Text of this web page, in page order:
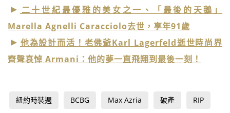
二十世紀最優雅的美女之一、「最後的天鵝」
Marella Agnelli Caracciolo去世，享年91歲
他為設計而活！老佛爺Karl Lagerfeld逝世時尚界
齊聲哀悼 Armani：他的夢一直飛翔到最後一刻！
紐約時裝週 BCBG Max Azria 破產 RIP